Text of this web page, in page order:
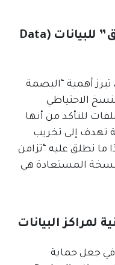
4. محاربة “التزييف العميق” للبيانات (Data
أهمية “البصمة
الاحتياطي
للتأكد من أنها
تهدف إلى تخريب
نطلق عليه “تزامن
المستعادة هي
في جعل حماية